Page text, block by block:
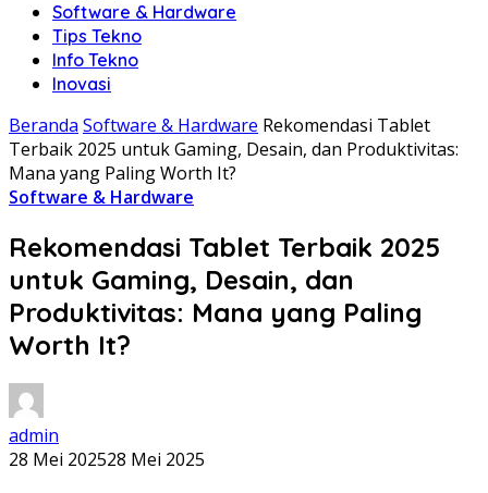
Software & Hardware
Tips Tekno
Info Tekno
Inovasi
Beranda Software & Hardware Rekomendasi Tablet
Terbaik 2025 untuk Gaming, Desain, dan Produktivitas:
Mana yang Paling Worth It?
Software & Hardware
Rekomendasi Tablet Terbaik 2025
untuk Gaming, Desain, dan
Produktivitas: Mana yang Paling
Worth It?
admin
28 Mei 202528 Mei 2025